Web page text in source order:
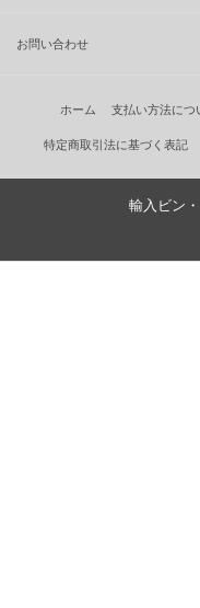
お問い合わせ
ホーム 支払い方法につ
特定商取引法に基づく表記
輸入ビン